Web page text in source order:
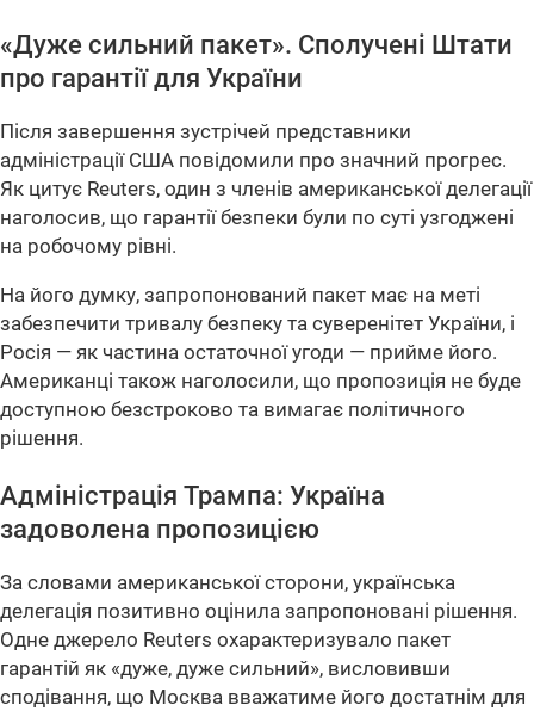
«Дуже сильний пакет». Сполучені Штати
про гарантії для України
Після завершення зустрічей представники
адміністрації США повідомили про значний прогрес.
Як цитує Reuters, один з членів американської делегації
наголосив, що гарантії безпеки були по суті узгоджені
на робочому рівні.
На його думку, запропонований пакет має на меті
забезпечити тривалу безпеку та суверенітет України, і
Росія — як частина остаточної угоди — прийме його.
Американці також наголосили, що пропозиція не буде
доступною безстроково та вимагає політичного
рішення.
Адміністрація Трампа: Україна
задоволена пропозицією
За словами американської сторони, українська
делегація позитивно оцінила запропоновані рішення.
Одне джерело Reuters охарактеризувало пакет
гарантій як «дуже, дуже сильний», висловивши
сподівання, що Москва вважатиме його достатнім для